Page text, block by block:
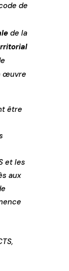
de
de la
œuvre
être
et les
aux